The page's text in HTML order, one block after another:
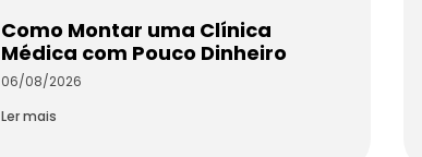
Como Montar uma Clínica
Médica com Pouco Dinheiro
06/08/2026
Ler mais